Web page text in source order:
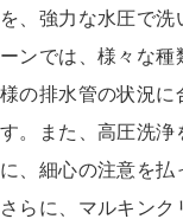
を、強力な水圧で洗
ーンでは、様々な種
様の排水管の状況に
す。また、高圧洗浄
に、細心の注意を払
さらに、マルキン